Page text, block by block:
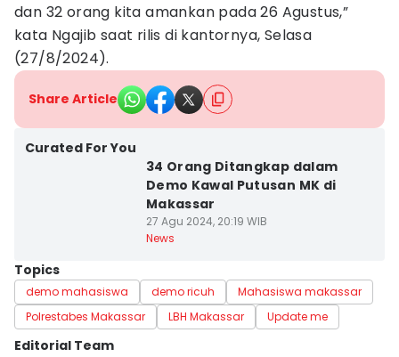
dan 32 orang kita amankan pada 26 Agustus,”
kata Ngajib saat rilis di kantornya, Selasa
(27/8/2024).
Share Article
Curated For You
34 Orang Ditangkap dalam
Demo Kawal Putusan MK di
Makassar
27 Agu 2024, 20:19 WIB
News
Topics
demo mahasiswa demo ricuh
Mahasiswa makassar
Polrestabes Makassar
LBH Makassar Update me
Editorial Team